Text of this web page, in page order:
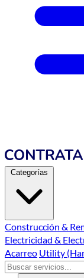
Categorías
Construcción &
Electricidad &
Acarreo Utility